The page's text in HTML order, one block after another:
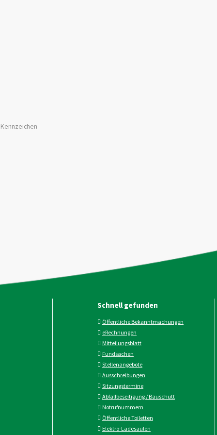
Schnell gefunden
Öffentliche Bekanntmachungen
eRechnungen
Mitteilungsblatt
Fundsachen
Stellenangebote
Ausschreibungen
Sitzungstermine
Abfallbeseitigung / Bauschutt
Notrufnummern
Öffentliche Toiletten
Elektro-Ladesäulen